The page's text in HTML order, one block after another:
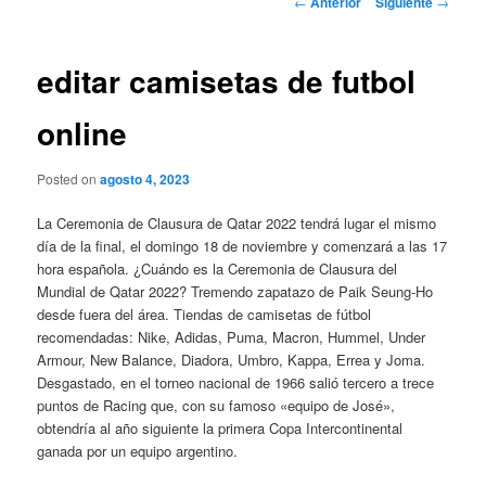
editar camisetas de futbol
online
Posted onagosto 4, 2023
La Ceremonia de Clausura de Qatar 2022 tendrá lugar el mismo
día de la final, el domingo 18 de noviembre y comenzará a las 17
hora española. ¿Cuándo es la Ceremonia de Clausura del
Mundial de Qatar 2022? Tremendo zapatazo de Paik Seung-Ho
desde fuera del área. Tiendas de camisetas de fútbol
recomendadas: Nike, Adidas, Puma, Macron, Hummel, Under
Armour, New Balance, Diadora, Umbro, Kappa, Errea y Joma.
Desgastado, en el torneo nacional de 1966 salió tercero a trece
puntos de Racing que, con su famoso «equipo de José»,
obtendría al año siguiente la primera Copa Intercontinental
ganada por un equipo argentino.